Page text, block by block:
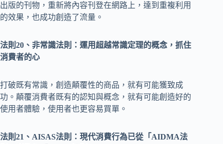
出版的刊物，重新將內容刊登在網路上，達到重複利用
的效果，也成功創造了流量。
法則20、非常識法則：運用超越常識定理的概念，抓住
消費者的心
打破既有常識，創造顛覆性的商品，就有可能獲致成
功。顛覆消費者既有的認知與概念，就有可能創造好的
使用者體驗，使用者也更容易買單。
法則21、AISAS法則：現代消費行為已從「AIDMA法